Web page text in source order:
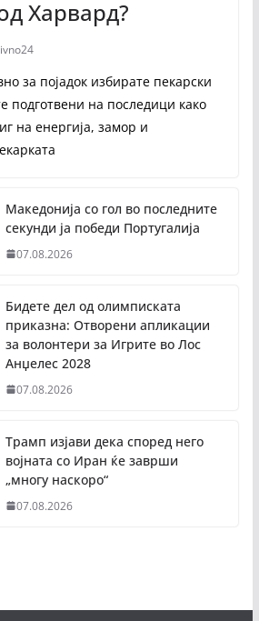
Харвард?
за појадок избирате пекарски
подготвени на последици како
на енергија, замор и
Македонија со гол во последните
секунди ја победи Португалија
07.08.2026
Бидете дел од олимписката
приказна: Отворени апликации
за волонтери за Игрите во Лос
Анџелес 2028
07.08.2026
Трамп изјави дека според него
војната со Иран ќе заврши
„многу наскоро“
07.08.2026